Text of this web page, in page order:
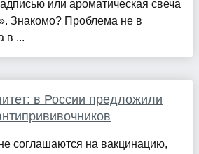
или ароматическая свеча
Знакомо? Проблема не в
в ...
в России предложили
соглашаются на вакцинацию,